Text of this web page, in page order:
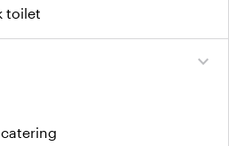
toilet
expand_more